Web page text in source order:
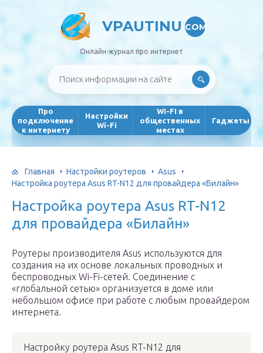
VPAUTINU COM
Онлайн-журнал про интернет
Про
подключение
к интернету
Настройки
Wi-Fi
WI-FI в
общественных
местах
Гаджеты
Главная Настройки роутеров
Asus
Настройка роутера Asus RT-N12 для провайдера «Билайн»
Настройка роутера Asus RT-N12
для провайдера «Билайн»
Роутеры производителя Asus используются для
создания на их основе локальных проводных и
беспроводных Wi-Fi-сетей. Соединение с
«глобальной сетью» организуется в доме или
небольшом офисе при работе с любым провайдером
интернета.
Настройку роутера Asus RT-N12 для